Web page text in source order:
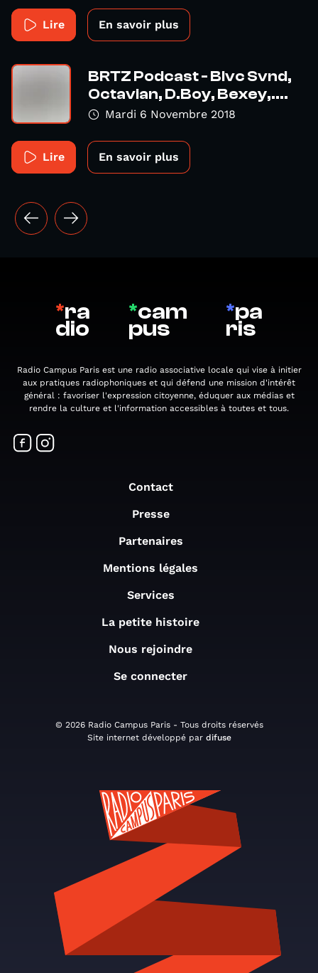
Lire En savoir plus
BRTZ Podcast - Blvc Svnd,
Octavian, D.Boy, Bexey,....
Mardi 6 Novembre 2018
Lire En savoir plus
*ra
dio
*cam
pus
*pa
ris
Radio Campus Paris est une radio associative locale qui vise à initier
aux pratiques radiophoniques et qui défend une mission d'intérêt
général : favoriser l'expression citoyenne, éduquer aux médias et
rendre la culture et l'information accessibles à toutes et tous.
Contact
Presse
Partenaires
Mentions légales
Services
La petite histoire
Nous rejoindre
Se connecter
© 2026 Radio Campus Paris - Tous droits réservés
Site internet développé par difuse